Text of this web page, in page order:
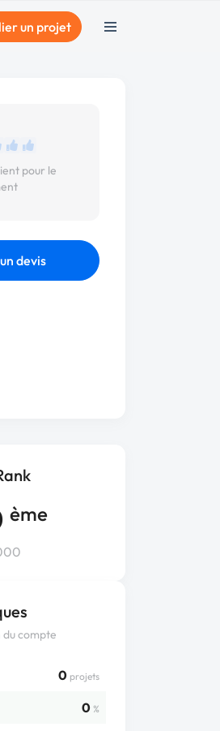
un projet
pour le
devis
ème
compte
0 projets
0 %